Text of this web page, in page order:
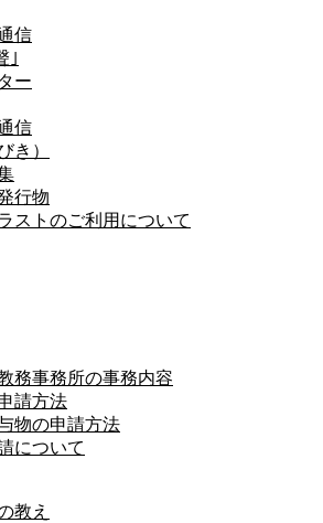
信
｣
ー
信
き）
行物
ストのご利用について
務事務所の事務内容
請方法
物の申請方法
について
教え